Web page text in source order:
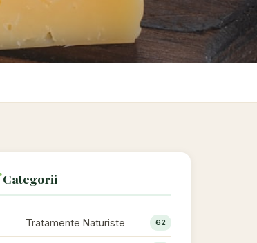
Categorii
Tratamente Naturiste 62